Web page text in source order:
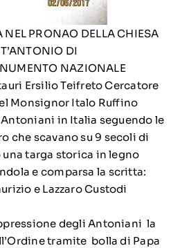
NEL PRONAO DELLA CHIESA
SANT’ANTONIO DI
NAZIONALE
Ersilio Teifreto Cercatore
Monsignor Italo Ruffino
in Italia seguendo le
che scavano su 9 secoli di
targa storica in legno
e comparsa la scritta:
e Lazzaro Custodi
degli Antoniani la
tramite bolla di Papa